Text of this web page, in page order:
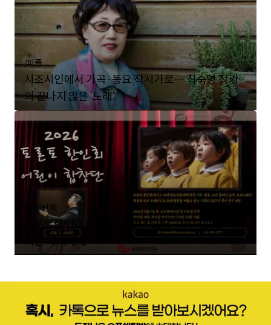
/피플
시조시인에서 가곡·동요 작시가로… 최숙영 작가
의 끝나지 않은 ‘노래’
한인단체
토론토한인회 어린이 합창단 모집… 음악으로 하나
되는 미래세대